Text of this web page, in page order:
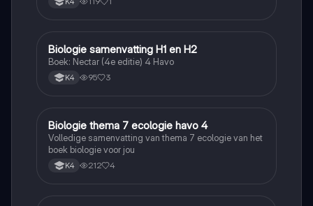
Biologie
Biologie samenvatting H1 en H2
Boek: Nectar (4e editie) 4 Havo
K4 95 3
Biologie
Biologie thema 7 ecologie havo 4
Volledige samenvatting van thema 7 ecologie van het
boek biologie voor jou
K4 212 4